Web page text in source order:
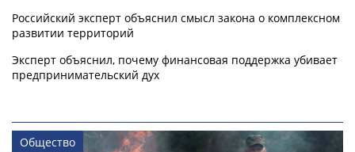
Российский эксперт объяснил смысл закона о комплексном
развитии территорий
Эксперт объяснил, почему финансовая поддержка убивает
предпринимательский дух
Общество